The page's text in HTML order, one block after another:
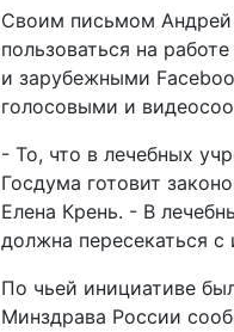
Своим письмом Андрей
пользоваться на
и зарубежными
голосовыми и
- То, что в лечебных
Госдума готовит
Елена Крень. - В
должна пересекаться
По чьей инициативе
Минздрава России